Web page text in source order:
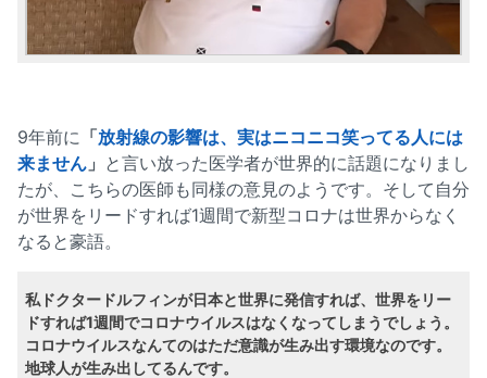
9年前に 「放射線の影響は、実はニコニコ笑ってる人には
来ません 」 と言い放った医学者が世界的に話題になりまし
たが、こちらの医師も同様の意見のようです。そして自分
が世界をリードすれば1週間で新型コロナは世界からなく
なると豪語。
私ドクタードルフィンが日本と世界に発信すれば、世界をリー
ドすれば1週間でコロナウイルスはなくなってしまうでしょう。
コロナウイルスなんてのはただ意識が生み出す環境なのです。
地球人が生み出してるんです。